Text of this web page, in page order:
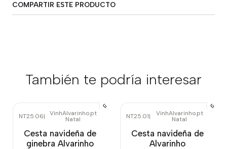
COMPARTIR ESTE PRODUCTO
También te podría interesar
Agotado
NT25.06| VinhAlvarinho.pt
Natal
Cesta navideña de
ginebra Alvarinho
Agotado
NT25.01| VinhAlvarinho.pt
Natal
Cesta navideña de
Alvarinho